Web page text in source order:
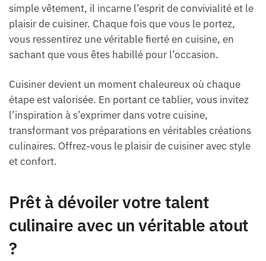
simple vêtement, il incarne l’esprit de convivialité et le
plaisir de cuisiner. Chaque fois que vous le portez,
vous ressentirez une véritable fierté en cuisine, en
sachant que vous êtes habillé pour l’occasion.
Cuisiner devient un moment chaleureux où chaque
étape est valorisée. En portant ce tablier, vous invitez
l’inspiration à s’exprimer dans votre cuisine,
transformant vos préparations en véritables créations
culinaires. Offrez-vous le plaisir de cuisiner avec style
et confort.
Prêt à dévoiler votre talent
culinaire avec un véritable atout
?